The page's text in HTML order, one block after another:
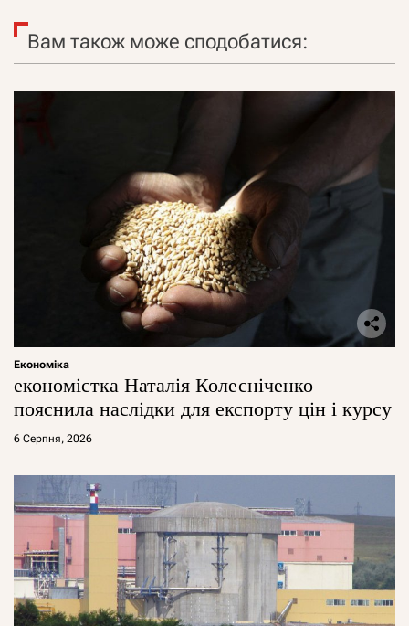
Вам також може сподобатися:
Економіка
економістка Наталія Колесніченко
пояснила наслідки для експорту цін і курсу
6 Серпня, 2026